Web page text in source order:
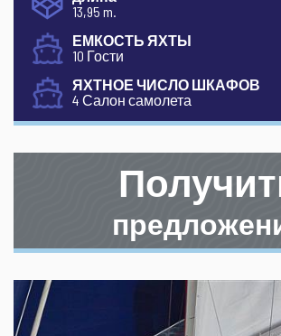
13,95 m.
ЕМКОСТЬ ЯХТЫ
10 Гости
ЯХТНОЕ ЧИСЛО ШКАФОВ
4 Салон самолета